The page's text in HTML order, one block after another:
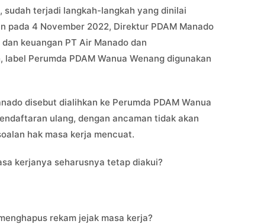
terjadi langkah-langkah yang dinilai
pada 4 November 2022, Direktur PDAM Manado
keuangan PT Air Manado dan
Perumda PDAM Wanua Wenang digunakan
disebut dialihkan ke Perumda PDAM Wanua
ulang, dengan ancaman tidak akan
hak masa kerja mencuat.
kerjanya seharusnya tetap diakui?
rekam jejak masa kerja?